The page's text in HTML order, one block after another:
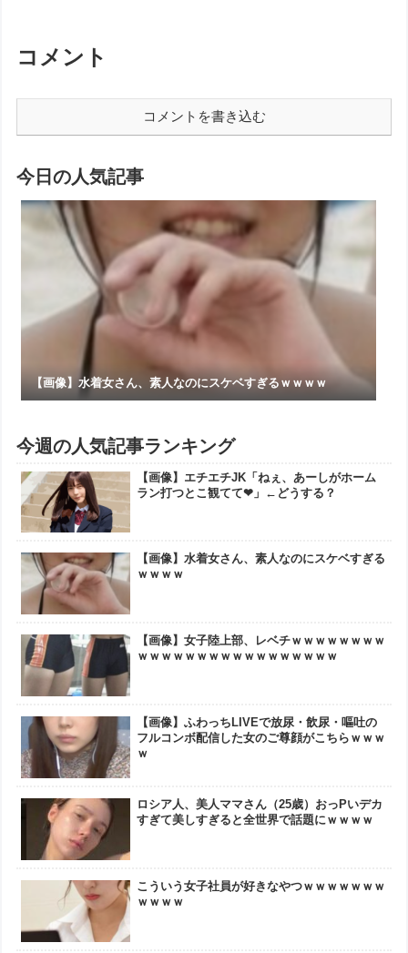
コメント
コメントを書き込む
今日の人気記事
【画像】水着女さん、素人なのにスケベすぎるｗｗｗｗ
今週の人気記事ランキング
【画像】エチエチJK「ねぇ、あーしがホーム
ラン打つとこ観てて❤」←どうする？
【画像】水着女さん、素人なのにスケベすぎる
ｗｗｗｗ
【画像】女子陸上部、レベチｗｗｗｗｗｗｗｗ
ｗｗｗｗｗｗｗｗｗｗｗｗｗｗｗｗｗ
【画像】ふわっちLIVEで放尿・飲尿・嘔吐の
フルコンボ配信した女のご尊顔がこちらｗｗｗ
ｗ
ロシア人、美人ママさん（25歳）おっPいデカ
すぎて美しすぎると全世界で話題にｗｗｗｗ
こういう女子社員が好きなやつｗｗｗｗｗｗｗ
ｗｗｗｗ